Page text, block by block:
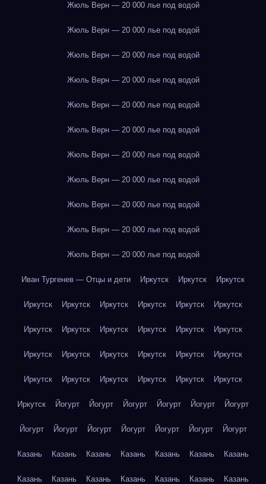
Жюль Верн — 20 000 лье под водой
Жюль Верн — 20 000 лье под водой
Жюль Верн — 20 000 лье под водой
Жюль Верн — 20 000 лье под водой
Жюль Верн — 20 000 лье под водой
Жюль Верн — 20 000 лье под водой
Жюль Верн — 20 000 лье под водой
Жюль Верн — 20 000 лье под водой
Жюль Верн — 20 000 лье под водой
Жюль Верн — 20 000 лье под водой
Жюль Верн — 20 000 лье под водой
Иван Тургенев — Отцы и дети Иркутск Иркутск Иркутск
Иркутск Иркутск Иркутск Иркутск Иркутск Иркутск
Иркутск Иркутск Иркутск Иркутск Иркутск Иркутск
Иркутск Иркутск Иркутск Иркутск Иркутск Иркутск
Иркутск Иркутск Иркутск Иркутск Иркутск Иркутск
Иркутск Йогурт Йогурт Йогурт Йогурт Йогурт Йогурт
Йогурт Йогурт Йогурт Йогурт Йогурт Йогурт Йогурт
Казань Казань Казань Казань Казань Казань Казань
Казань Казань Казань Казань Казань Казань Казань